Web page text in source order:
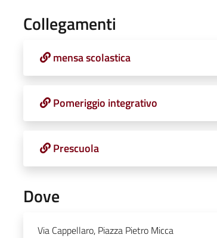
Collegamenti
mensa scolastica
Pomeriggio integrativo
Prescuola
Dove
Via Cappellaro, Piazza Pietro Micca